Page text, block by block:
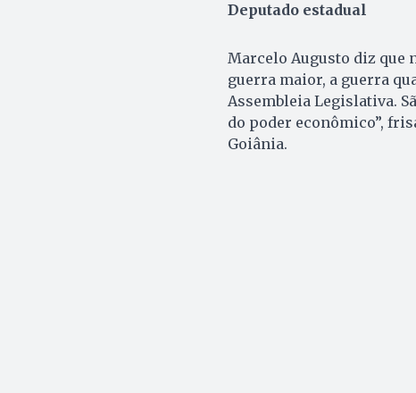
Deputado estadual
Marcelo Augusto diz que
guerra maior, a guerra
Assembleia Legislativa.
do poder econômico”,
Goiânia.